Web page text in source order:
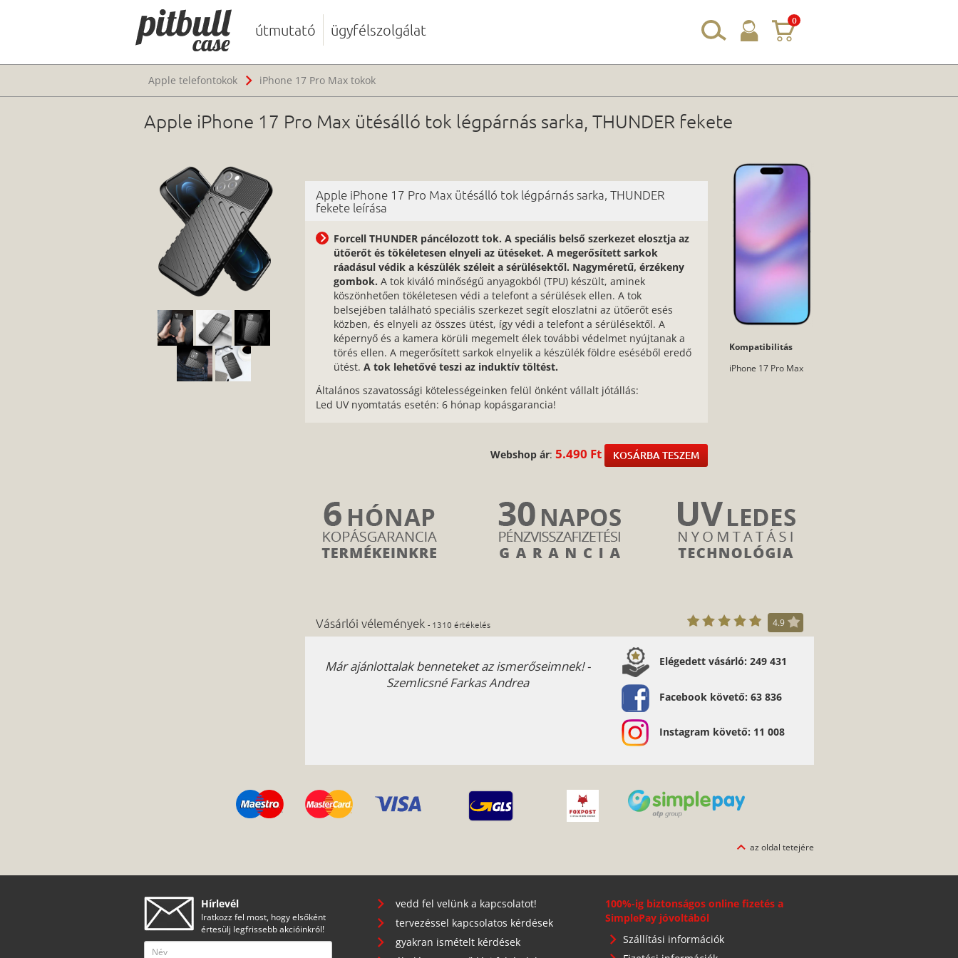
0
útmutató ügyfélszolgálat
Apple telefontokok iPhone 17 Pro Max tokok
Apple iPhone 17 Pro Max ütésálló tok légpárnás sarka, THUNDER fekete
Apple iPhone 17 Pro Max ütésálló tok légpárnás sarka, THUNDER
fekete leírása
Forcell THUNDER páncélozott tok. A speciális belső szerkezet elosztja az
ütőerőt és tökéletesen elnyeli az ütéseket. A megerősített sarkok
ráadásul védik a készülék széleit a sérülésektől. Nagyméretű, érzékeny
gombok. A tok kiváló minőségű anyagokból (TPU) készült, aminek
köszönhetően tökéletesen védi a telefont a sérülések ellen. A tok
belsejében található speciális szerkezet segít eloszlatni az ütőerőt esés
közben, és elnyeli az összes ütést, így védi a telefont a sérülésektől. A
képernyő és a kamera körüli megemelt élek további védelmet nyújtanak a
törés ellen. A megerősített sarkok elnyelik a készülék földre eséséből eredő
ütést.A tok lehetővé teszi az induktív töltést.
Általános szavatossági kötelességeinken felül önként vállalt jótállás:
Led UV nyomtatás esetén: 6 hónap kopásgarancia!
Webshop ár:5.490 Ft KOSÁRBA TESZEM
Kompatibilitás
iPhone 17 Pro Max
Vásárlói vélemények- 1310 értékelés 4.9
Már ajánlottalak benneteket az ismerőseimnek! -
Szemlicsné Farkas Andrea
Elégedett vásárló: 249 431
Facebook követő: 63 836
Instagram követő: 11 008
az oldal tetejére
Hírlevél
Iratkozz fel most, hogy elsőként
értesülj legfrissebb akcióinkról!
vedd fel velünk a kapcsolatot!
tervezéssel kapcsolatos kérdések
gyakran ismételt kérdések
100%-ig biztonságos online fizetés a
SimplePay jóvoltából
Szállítási információk